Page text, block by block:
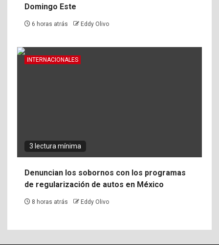
Domingo Este
6 horas atrás Eddy Olivo
INTERNACIONALES
3 lectura mínima
Denuncian los sobornos con los programas
de regularización de autos en México
8 horas atrás Eddy Olivo